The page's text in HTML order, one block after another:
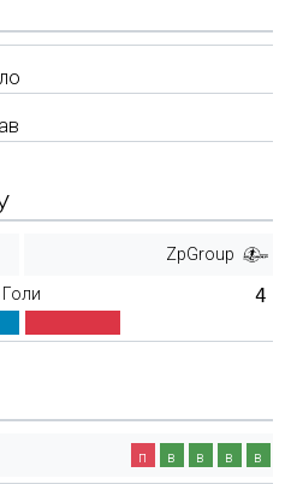
ZpGroup
Голи 4
п в в в в